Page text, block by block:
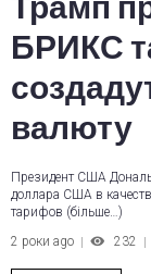
Трамп
БРИКС
валюту
Президент США
доллара США в
тарифов (більше…)
2 роки ago
232